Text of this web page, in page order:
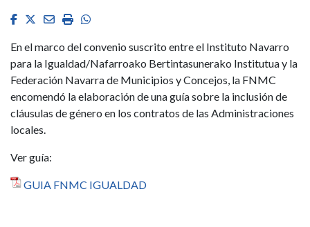
Facebook
Twitter
EmailImprimirWhatsapp
En el marco del convenio suscrito entre el Instituto Navarro
para la Igualdad/Nafarroako Bertintasunerako Institutua y la
Federación Navarra de Municipios y Concejos, la FNMC
encomendó la elaboración de una guía sobre la inclusión de
cláusulas de género en los contratos de las Administraciones
locales.
Ver guía:
GUIA FNMC IGUALDAD